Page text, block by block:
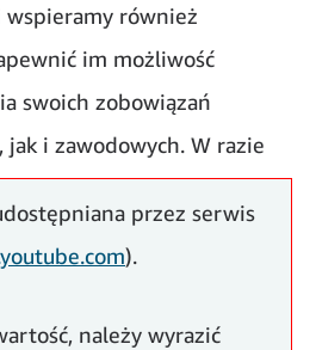
również
im możliwość
swoich zobowiązań
i zawodowych. W razie
harmonogram
przez serwis
).
należy wyrazić